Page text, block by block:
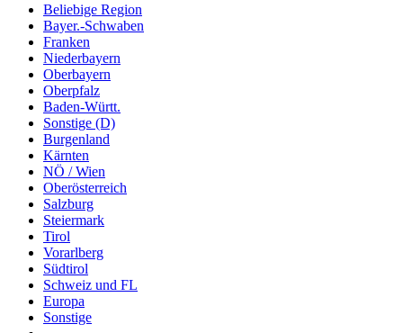
Beliebige Region
Bayer.-Schwaben
Franken
Niederbayern
Oberbayern
Oberpfalz
Baden-Württ.
Sonstige (D)
Burgenland
Kärnten
NÖ / Wien
Oberösterreich
Salzburg
Steiermark
Tirol
Vorarlberg
Südtirol
Schweiz und FL
Europa
Sonstige